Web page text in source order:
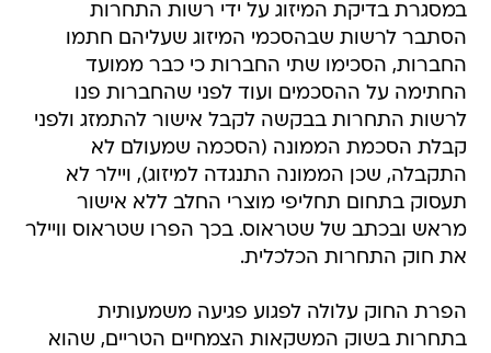
במסגרת בדיקת המיזוג על ידי רשות התחרות
הסתבר לרשות שבהסכמי המיזוג שעליהם חתמו
החברות, הסכימו שתי החברות כי כבר ממועד
החתימה על ההסכמים ועוד לפני שהחברות פנו
לרשות התחרות בבקשה לקבל אישור להתמזג ולפני
קבלת הסכמת הממונה (הסכמה שמעולם לא
התקבלה, שכן הממונה התנגדה למיזוג), ויילר לא
תעסוק בתחום תחליפי מוצרי החלב ללא אישור
מראש ובכתב של שטראוס. בכך הפרו שטראוס וויילר
את חוק התחרות הכלכלית.
הפרת החוק עלולה לפגוע פגיעה משמעותית
בתחרות בשוק המשקאות הצמחיים הטריים, שהוא